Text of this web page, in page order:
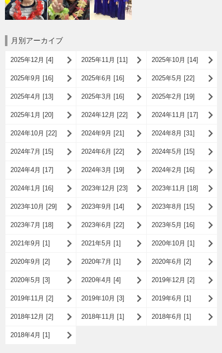
月別アーカイブ
2025年12月 [4] 2025年11月 [11] 2025年10月 [14]
2025年9月 [16] 2025年6月 [16] 2025年5月 [22]
2025年4月 [13] 2025年3月 [16] 2025年2月 [19]
2025年1月 [20] 2024年12月 [22] 2024年11月 [17]
2024年10月 [22] 2024年9月 [21] 2024年8月 [31]
2024年7月 [15] 2024年6月 [22] 2024年5月 [15]
2024年4月 [17] 2024年3月 [19] 2024年2月 [16]
2024年1月 [16] 2023年12月 [23] 2023年11月 [18]
2023年10月 [29] 2023年9月 [14] 2023年8月 [15]
2023年7月 [18] 2023年6月 [22] 2023年5月 [16]
2021年9月 [1] 2021年5月 [1] 2020年10月 [1]
2020年9月 [2] 2020年7月 [1] 2020年6月 [2]
2020年5月 [3] 2020年4月 [4] 2019年12月 [2]
2019年11月 [2] 2019年10月 [3] 2019年6月 [1]
2018年12月 [2] 2018年11月 [1] 2018年6月 [1]
2018年4月 [1]